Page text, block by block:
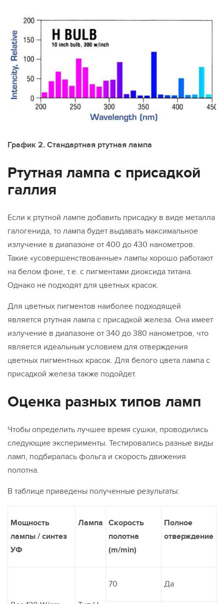
График 2. Стандартная ртутная лампа
Ртутная лампа с присадкой
галлия
Если к ртутной лампе добавить присадку в виде металла
галогенида, то лампа будет выдавать максимальное
излучение в диапазоне от 400 до 430 нанометров.
Такие «усовершенствованные» лампы хорошо работают
на белом фоне, т.е. с пигментами диоксида титана.
Однако не подходят для цветных красок.
Для цветных пигментов наиболее подходящей
является ртутная лампа с присадкой железа. Она имеет
излучение в диапазоне от 340 до 380 нанометров, что
является идеальным условием для отверждения
цветных пигментных красок. Для белого цвета лампа с
присадкой железа также подойдет.
Оценка разных типов ламп
Чтобы определить лучшее время сушки, проводились
следующие эксперименты. Тестировались разные виды
ламп, подбиралась фольга и скорость движения
полотна.
В таблице приведены полученные результаты:
Мощность
лампы / синтез
УФ
Лампа Скорость
полотна
(m/min)
Полное
отверждение
70 Да